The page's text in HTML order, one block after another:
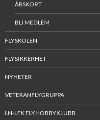
ÅRSKORT
BLI MEDLEM
FLYSKOLEN
FLYSIKKERHET
NYHETER
VETERANFLYGRUPPA
LN-LFK FLYHOBBYKLUBB